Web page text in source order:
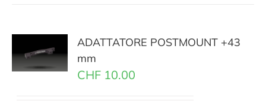
ADATTATORE POSTMOUNT +43
mm
CHF 10.00